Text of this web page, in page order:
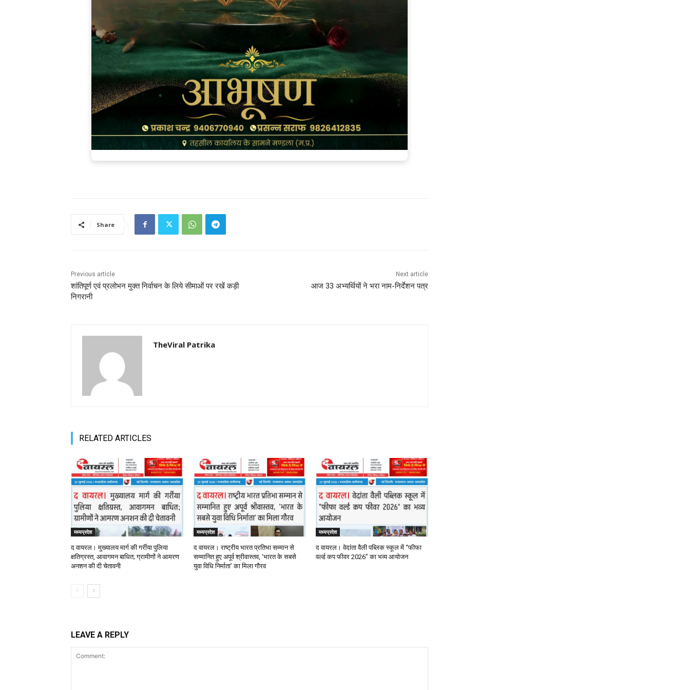
Share
Previous article
शांतिपूर्ण एवं प्रलोभन मुक्त निर्वाचन के लिये सीमाओं पर रखें कड़ी
निगरानी
Next article
आज 33 अभ्यर्थियों ने भरा नाम-निर्देशन पत्र
TheViral Patrika
RELATED ARTICLES
मध्यप्रदेश
द वायरल। मुख्यालय मार्ग की गर्रीया पुलिया
क्षतिग्रस्त, आवागमन बाधित; ग्रामीणों ने आमरण
अनशन की दी चेतावनी
मध्यप्रदेश
द वायरल। राष्ट्रीय भारत प्रतिभा सम्मान से
सम्मानित हुए अपूर्व श्रीवास्तव, ‘भारत के सबसे
युवा विधि निर्माता’ का मिला गौरव
मध्यप्रदेश
द वायरल। वेदांता वैली पब्लिक स्कूल में “फीफा
वर्ल्ड कप फीवर 2026” का भव्य आयोजन
LEAVE A REPLY